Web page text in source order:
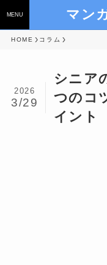
マン
MENU
HOME コラム
シニア
つのコ
イント
2026
3/29